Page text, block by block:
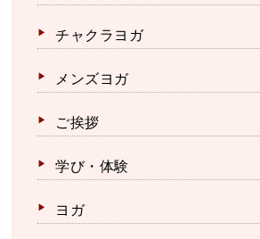
チャクラヨガ
メンズヨガ
ご挨拶
学び・体験
ヨガ